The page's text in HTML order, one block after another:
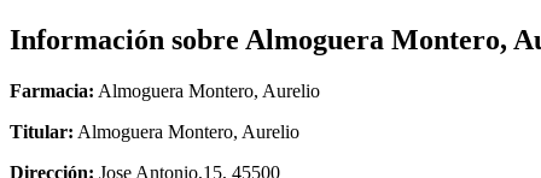
Información sobre Almoguera Montero,
Farmacia: Almoguera Montero, Aurelio
Titular: Almoguera Montero, Aurelio
Dirección: Jose Antonio,15, 45500